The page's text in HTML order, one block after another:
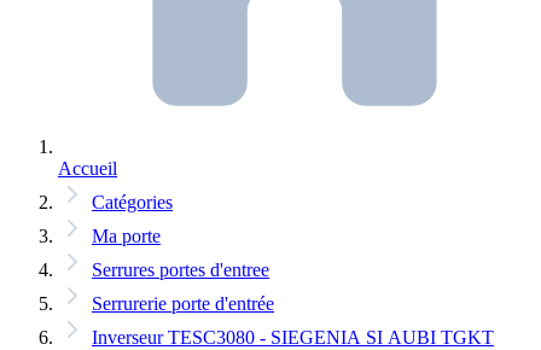
Accueil
Catégories
Ma porte
Serrures portes d'entree
Serrurerie porte d'entrée
Inverseur TESC3080 - SIEGENIA SI AUBI TGKT